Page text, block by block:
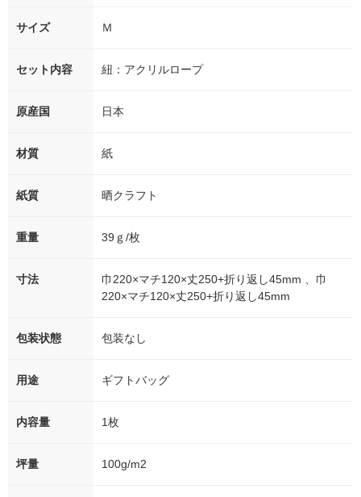
サイズ Ｍ
セット内容 紐：アクリルロープ
原産国 日本
材質 紙
紙質 晒クラフト
重量 39ｇ/枚
寸法
巾220×マチ120×丈250+折り返し45mm 、巾
220×マチ120×丈250+折り返し45mm
包装状態 包装なし
用途 ギフトバッグ
内容量 1枚
坪量 100g/m2